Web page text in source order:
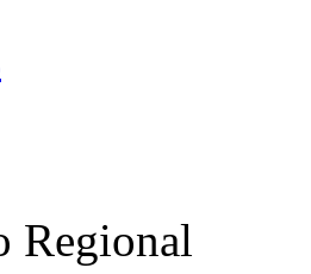
Regional